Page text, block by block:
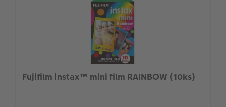
Fujifilm instax™ mini film RAINBOW (10ks)